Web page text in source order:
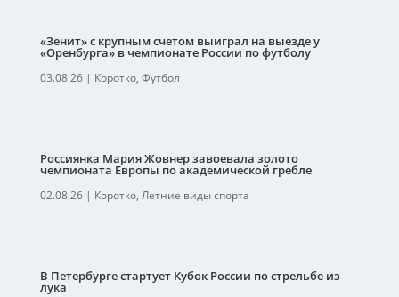
«Зенит» с крупным счетом выиграл на выезде у
«Оренбурга» в чемпионате России по футболу
03.08.26| Коротко, Футбол
Россиянка Мария Жовнер завоевала золото
чемпионата Европы по академической гребле
02.08.26| Коротко, Летние виды спорта
В Петербурге стартует Кубок России по стрельбе из
лука